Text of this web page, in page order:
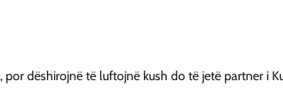
dëshirojnë të luftojnë kush do të jetë partner i